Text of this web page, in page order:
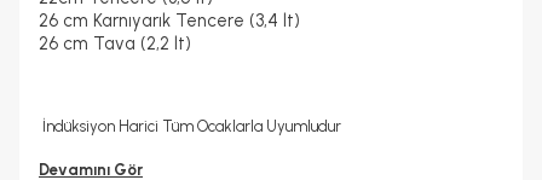
26 cm Karnıyarık Tencere (3,4 lt)
26 cm Tava (2,2 lt)
İndüksiyon Harici Tüm Ocaklarla Uyumludur
Devamını Gör